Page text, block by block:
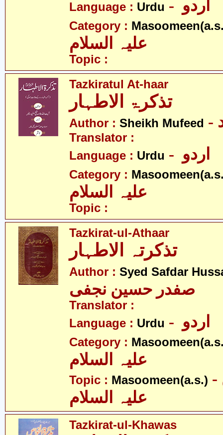
Language : Urdu
Category :
Topic :
Tazkiratul At-haar
تذکرۃ الاطہار
Author : Sheikh Mufeed
Translator :
Language : Urdu
Category :
Topic :
Tazkirat-ul-Athaar
تذکرتہ الاطہار
Author : Syed Safdar
صفدر حسین نجفی
Translator :
Language : Urdu
Category :
Topic : Masoomeen(a.s.) - معصومین
علیہ السلام
Tazkirat-ul-Khawas